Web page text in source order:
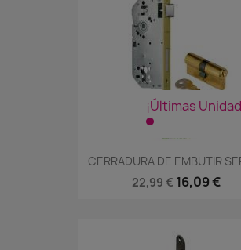
¡Últimas
CERRADURA DE EMBUTIR
22,99 € 16,09 €